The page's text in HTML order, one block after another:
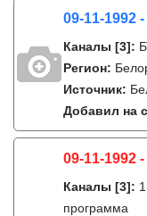
09-11-1992
Каналы [3]:
Регион:
Источник:
Добавил на
09-11-1992
Каналы [3]:
программа